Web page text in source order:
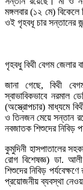
মঙ্গলবার (১২ মে) বিকেলে
ওই গৃহবধূ চার সন্তানের
গৃহবধু বিথী বেগম জেলার
জানা গেছে, বিথী
স্বাভাবিকভাবে নরমাল
(অস্ত্রোপচার) মাধ্যমে
ও তিনজন মেয়ে সন্তান
নবজাতক শিশুদের নিবিড়
কুমুদিনী হাসপাতালের
রোগ বিশেষজ্ঞ) ডা.
শিশুদের নিবিড়
প্রয়োজনীয় ব্যবস্থা